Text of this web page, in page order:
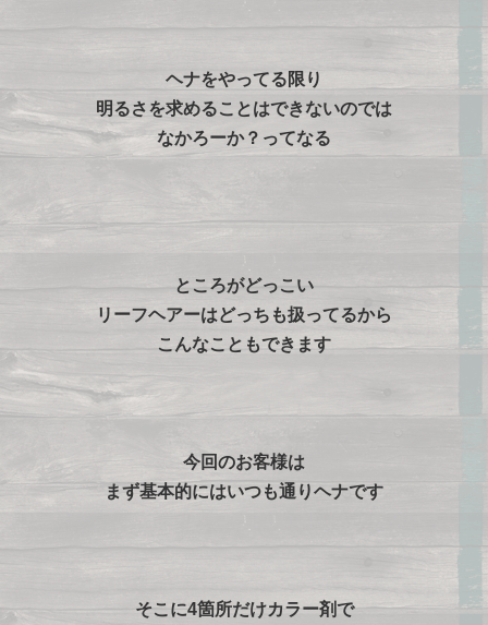
ヘナをやってる限り
明るさを求めることはできないのでは
なかろーか？ってなる
ところがどっこい
リーフヘアーはどっちも扱ってるから
こんなこともできます
今回のお客様は
まず基本的にはいつも通りヘナです
そこに4箇所だけカラー剤で